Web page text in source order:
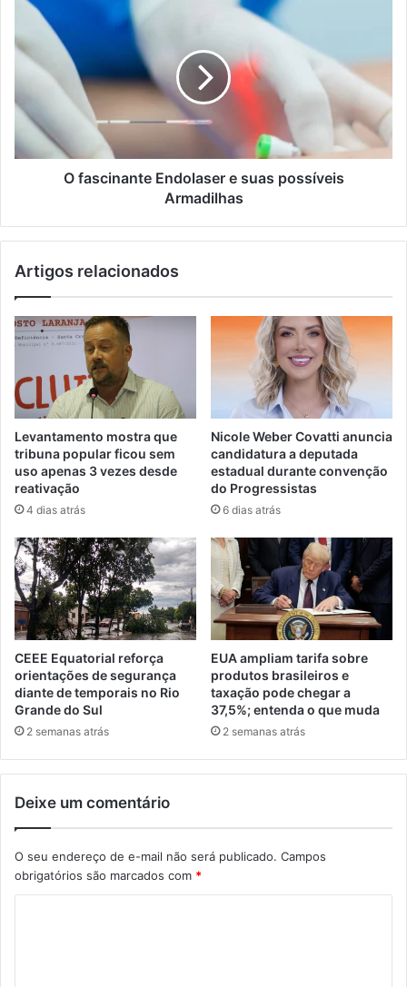
O fascinante Endolaser e suas possíveis
Armadilhas
Artigos relacionados
Levantamento mostra que
tribuna popular ficou sem
uso apenas 3 vezes desde
reativação
4 dias atrás
Nicole Weber Covatti anuncia
candidatura a deputada
estadual durante convenção
do Progressistas
6 dias atrás
CEEE Equatorial reforça
orientações de segurança
diante de temporais no Rio
Grande do Sul
2 semanas atrás
EUA ampliam tarifa sobre
produtos brasileiros e
taxação pode chegar a
37,5%; entenda o que muda
2 semanas atrás
Deixe um comentário
O seu endereço de e-mail não será publicado. Campos
obrigatórios são marcados com *